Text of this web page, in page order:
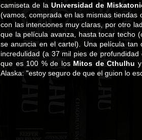
camiseta de la Universidad de
(vamos, comprada en las mismas
con las intenciones muy claras, por otro
que la película avanza, hasta tocar techo
se anuncia en el cartel). Una película tan
incredulidad (a 37 mil pies de
que es 100 % de los Mitos de Cthulhu
Alaska: "estoy seguro de que el guion lo